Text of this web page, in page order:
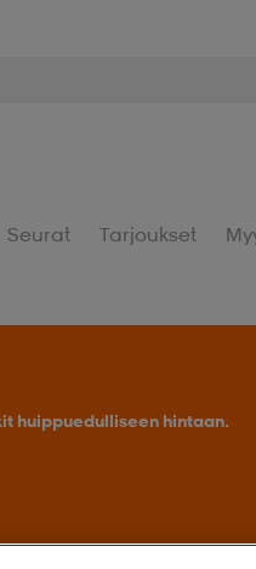
Seurat Tarjoukset
huippuedulliseen hintaan.